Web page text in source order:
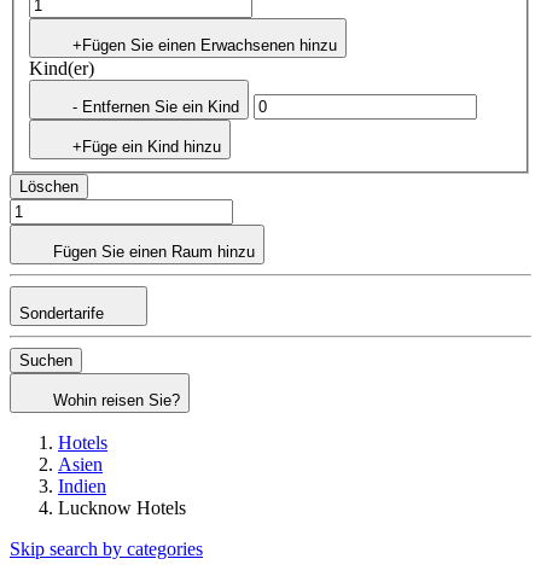
+Fügen Sie einen Erwachsenen hinzu
Kind(er)
- Entfernen Sie ein Kind
+Füge ein Kind hinzu
Löschen
Fügen Sie einen Raum hinzu
Sondertarife
Suchen
Wohin reisen Sie?
Hotels
Asien
Indien
Lucknow Hotels
Skip search by categories